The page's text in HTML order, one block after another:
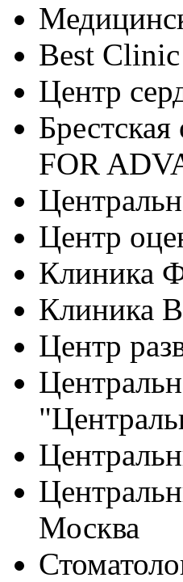
Best Clinic
Центр
FOR
Центр
Клиника
Клиника
Центр
Москва